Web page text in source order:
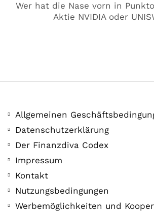
Wer hat die Nase vorn in
Aktie NVIDIA oder
Allgemeinen
Datenschutzerklärung
Der Finanzdiva Codex
Impressum
Kontakt
Nutzungsbedingungen
Werbemöglichkeiten und
COMMUNITY
Der Leserbrief der
Woche #2
21. Juli. 2021
Der Leserbrief der Woche Viele
stellen ganz persönliche Fragen.